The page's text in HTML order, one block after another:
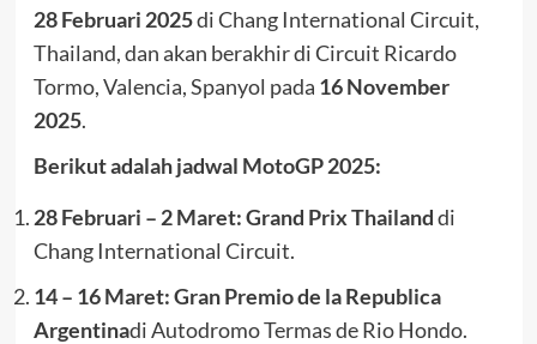
28 Februari 2025di Chang International Circuit,
Thailand, dan akan berakhir di Circuit Ricardo
Tormo, Valencia, Spanyol pada 16 November
2025.
Berikut adalah jadwal MotoGP 2025:
28 Februari – 2 Maret: Grand Prix Thailanddi
Chang International Circuit.
14 – 16 Maret: Gran Premio de la Republica
Argentinadi Autodromo Termas de Rio Hondo.